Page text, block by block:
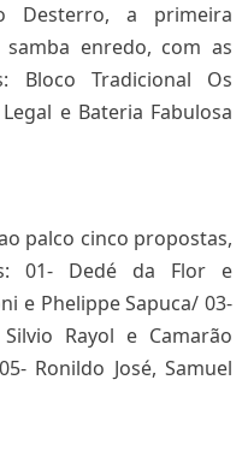
Desterro, a primeira
enredo, com as
Bloco Tradicional Os
e Bateria Fabulosa
palco cinco propostas,
01- Dedé da Flor e
e Phelippe Sapuca/ 03-
Rayol e Camarão
Ronildo José, Samuel